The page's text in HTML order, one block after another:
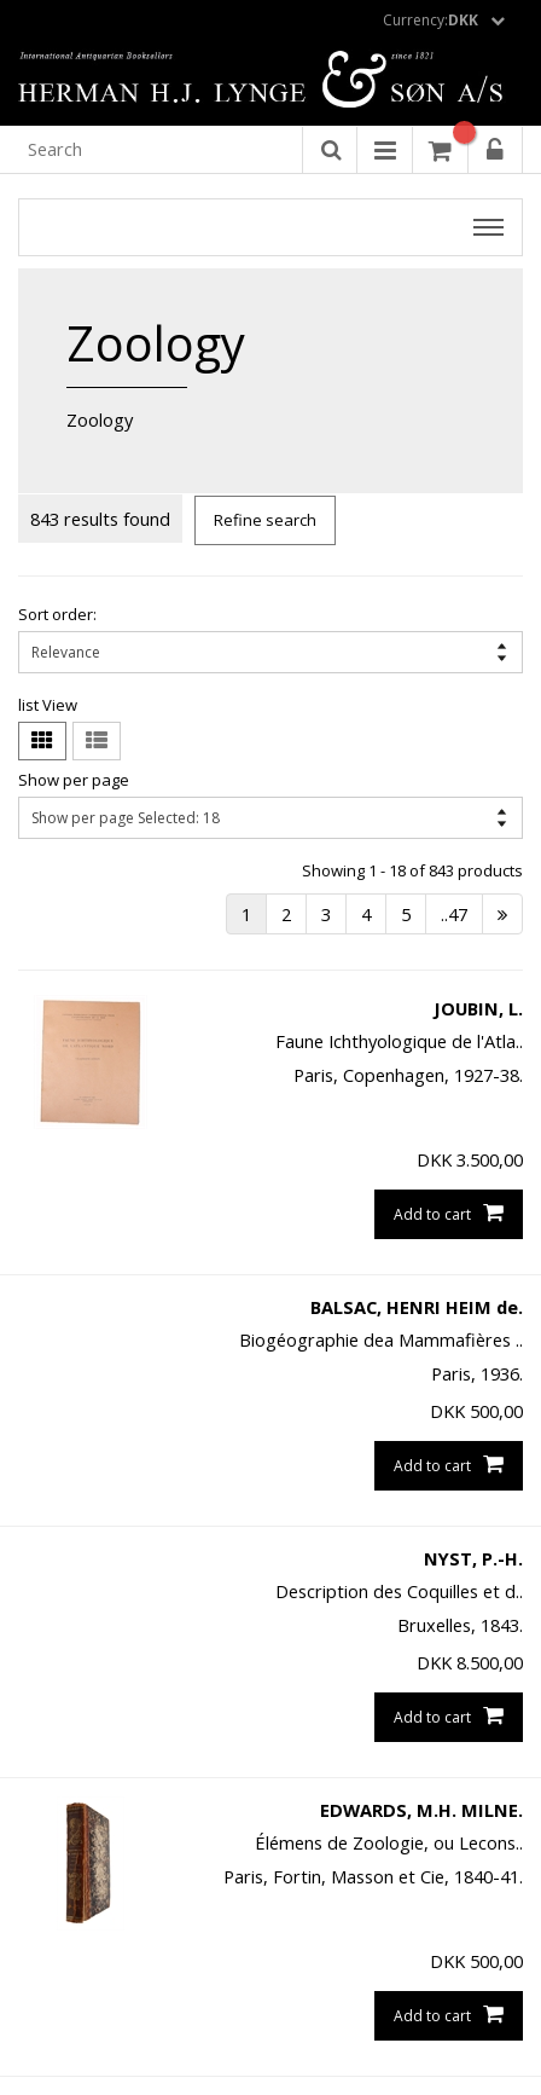
Currency:DKK
Zoology
Zoology
843 results found Refine search
Sort order:
list View
Show per page
Showing 1 - 18 of 843 products
1 2 3 4 5 ..47
JOUBIN, L.
Faune Ichthyologique de l'Atla..
Paris, Copenhagen, 1927-38.
DKK 3.500,00
Add to cart
BALSAC, HENRI HEIM de.
Biogéographie dea Mammafières ..
Paris, 1936.
DKK 500,00
Add to cart
NYST, P.-H.
Description des Coquilles et d..
Bruxelles, 1843.
DKK 8.500,00
Add to cart
EDWARDS, M.H. MILNE.
Élémens de Zoologie, ou Lecons..
Paris, Fortin, Masson et Cie, 1840-41.
DKK 500,00
Add to cart